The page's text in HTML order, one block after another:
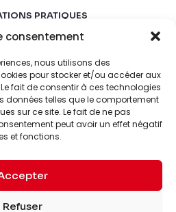
consentement
nous utilisons des
pour stocker et/ou accéder aux
fait de consentir à ces technologies
données telles que le comportement
sur ce site. Le fait de ne pas
peut avoir un effet négatif
et fonctions.
Refuser
PRATIQUES
SAMEDI
DIMANCHE
FERMÉ
Mentions